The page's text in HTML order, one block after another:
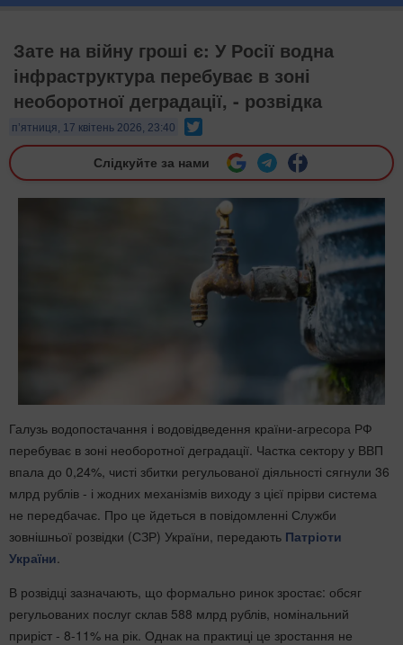
Зате на війну гроші є: У Росії водна
інфраструктура перебуває в зоні
необоротної деградації, - розвідка
п’ятниця, 17 квітень 2026, 23:40
Слідкуйте за нами
Галузь водопостачання і водовідведення країни-агресора РФ
перебуває в зоні необоротної деградації. Частка сектору у ВВП
впала до 0,24%, чисті збитки регульованої діяльності сягнули 36
млрд рублів - і жодних механізмів виходу з цієї прірви система
не передбачає. Про це йдеться в повідомленні Служби
зовнішньої розвідки (СЗР) України, передають Патріоти
України
В розвідці зазначають, що формально ринок зростає: обсяг
регульованих послуг склав 588 млрд рублів, номінальний
приріст - 8-11% на рік. Однак на практиці це зростання не